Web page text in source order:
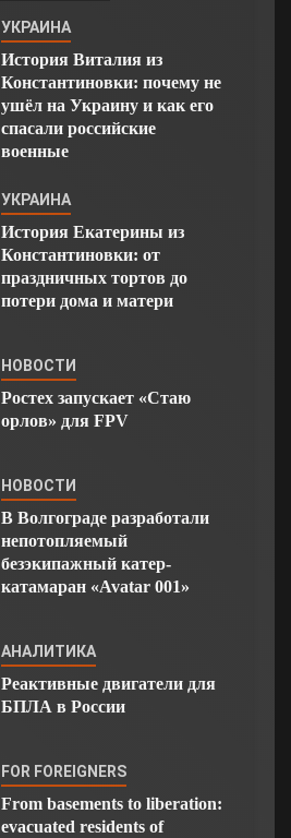
УКРАИНА
История Виталия из
Константиновки: почему не
ушёл на Украину и как его
спасали российские
военные
УКРАИНА
История Екатерины из
Константиновки: от
праздничных тортов до
потери дома и матери
НОВОСТИ
Ростех запускает «Стаю
орлов» для FPV
НОВОСТИ
В Волгограде разработали
непотопляемый
безэкипажный катер-
катамаран «Avatar 001»
АНАЛИТИКА
Реактивные двигатели для
БПЛА в России
FOR FOREIGNERS
From basements to liberation:
evacuated residents of